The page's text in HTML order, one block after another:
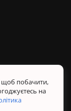
щоб побачити,
на